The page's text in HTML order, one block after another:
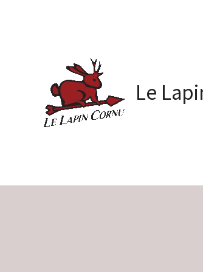
Le